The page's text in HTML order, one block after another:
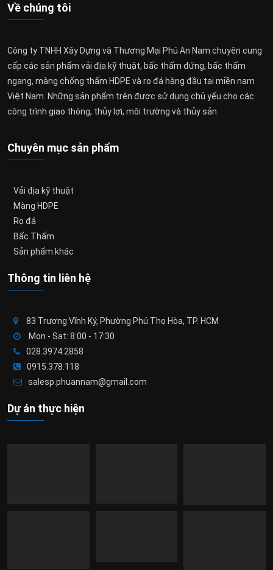
Về chúng tôi
Công ty TNHH Xây Dựng và Thương Mại Phú An Nam chuyên cung
cấp các sản phẩm vải địa kỹ thuật, bấc thấm đứng, bấc thấm
ngang, màng chống thấm HDPE và rọ đá hàng đầu tại miền nam
Việt Nam. Những sản phẩm trên được sử dụng chủ yếu cho các
công trình giao thông, thủy lợi, môi trường và thủy sản.
Chuyên mục sản phẩm
Vải địa kỹ thuật
Màng HDPE
Rọ đá
Bấc Thấm
Sản phẩm khác
Thông tin liên hệ
83 Trương Vĩnh Ký, Phường Phú Thọ Hòa, TP. HCM
Mon - Sat: 8:00 - 17:30
028.3974.2858
0915.378.118
salesp.phuannam@gmail.com
Dự án thực hiện